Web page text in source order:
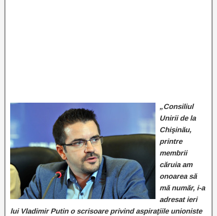
„Consiliul
Unirii de la
Chişinău,
printre
membrii
căruia am
onoarea să
mă număr, i-a
adresat ieri
lui Vladimir Putin o scrisoare privind aspiraţiile unioniste